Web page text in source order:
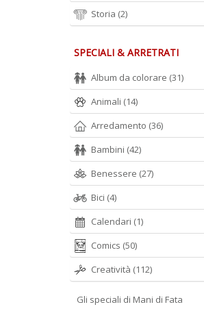
Per Il Corredino
Digitale
2.00 €
Speciale Schemi
Cartacea
3.90 €
Storia (2)
SPECIALI & ARRETRATI
Album da colorare (31)
Animali (14)
Arredamento (36)
Bambini (42)
Benessere (27)
Bici (4)
Calendari (1)
Comics (50)
Creatività (112)
Gli speciali di Mani di Fata